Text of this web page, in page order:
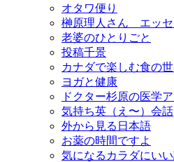
オタワ便り
榊原理人さん エッセ
老婆のひとりごと
投稿千景
カナダで楽しむ食の
ヨガと健康
ドクター杉原の医学
気持ち英（え〜）会話
外から見る日本語
お薬の時間ですよ
気になるカラダにい